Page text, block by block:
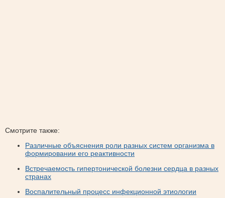
Смотрите также:
Различные объяснения роли разных систем организма в
формировании его реактивности
Встречаемость гипертонической болезни сердца в разных
странах
Воспалительный процесс инфекционной этиологии